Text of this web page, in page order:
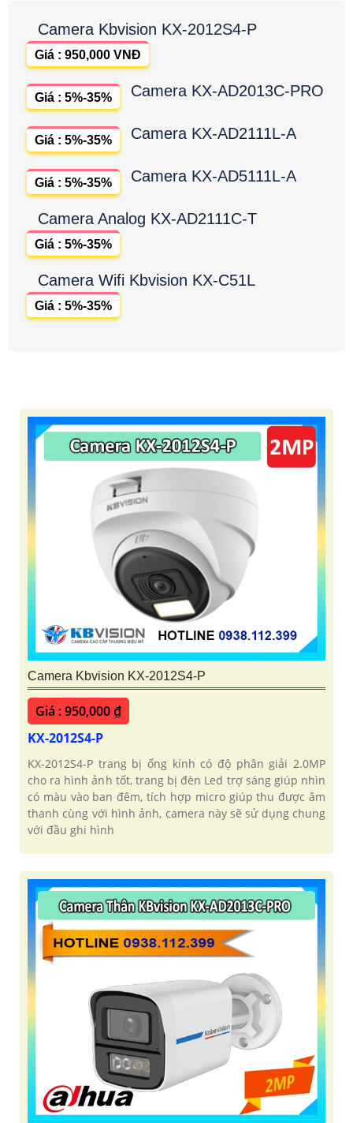
Camera Kbvision KX-2012S4-P
Giá : 950,000 VNĐ
Camera KX-AD2013C-PRO
Giá : 5%-35%
Camera KX-AD2111L-A
Giá : 5%-35%
Camera KX-AD5111L-A
Giá : 5%-35%
Camera Analog KX-AD2111C-T
Giá : 5%-35%
Camera Wifi Kbvision KX-C51L
Giá : 5%-35%
Camera Kbvision KX-2012S4-P
Giá : 950,000 ₫
KX-2012S4-P
KX-2012S4-P trang bị ống kính có độ phân giải 2.0MP
cho ra hình ảnh tốt, trang bị đèn Led trợ sáng giúp nhìn
có màu vào ban đêm, tích hợp micro giúp thu được âm
thanh cùng với hình ảnh, camera này sẽ sử dụng chung
với đầu ghi hình